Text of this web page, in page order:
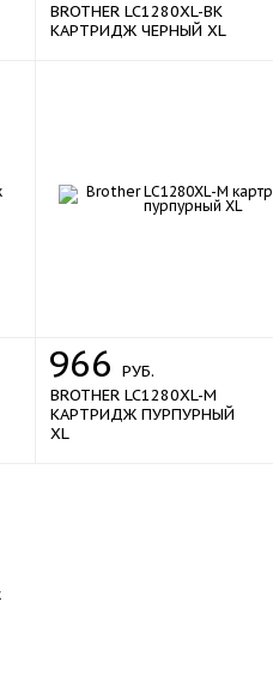
BROTHER LC1280XL-BK
КАРТРИДЖ ЧЕРНЫЙ XL
966 РУБ.
BROTHER LC1280XL-M
КАРТРИДЖ ПУРПУРНЫЙ
XL